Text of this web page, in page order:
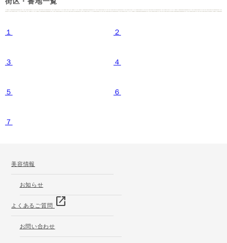
１ ２
３ ４
５ ６
７
美容情報
お知らせ
よくあるご質問 open_in_new
お問い合わせ